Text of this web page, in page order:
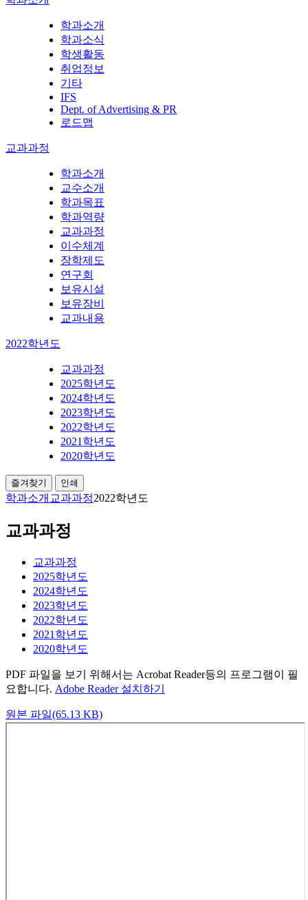
학과소개
학과소식
학생활동
취업정보
기타
IFS
Dept. of Advertising & PR
로드맵
교과과정
학과소개
교수소개
학과목표
학과역량
교과과정
이수체계
장학제도
연구회
보유시설
보유장비
교과내용
2022학년도
교과과정
2025학년도
2024학년도
2023학년도
2022학년도
2021학년도
2020학년도
즐겨찾기 인쇄
학과소개 교과과정2022학년도
교과과정
교과과정
2025학년도
2024학년도
2023학년도
2022학년도
2021학년도
2020학년도
PDF 파일을 보기 위해서는 Acrobat Reader등의 프로그램이 필
요합니다. Adobe Reader 설치하기
원본 파일(65.13 KB)